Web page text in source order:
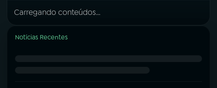
Carregando conteúdos...
Notícias Recentes